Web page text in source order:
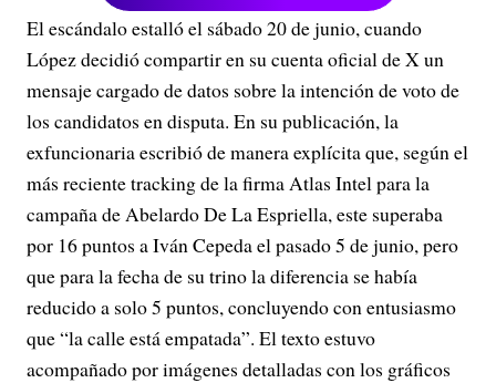
El escándalo estalló el sábado 20 de junio, cuando
López decidió compartir en su cuenta oficial de X un
mensaje cargado de datos sobre la intención de voto de
los candidatos en disputa. En su publicación, la
exfuncionaria escribió de manera explícita que, según el
más reciente tracking de la firma Atlas Intel para la
campaña de Abelardo De La Espriella, este superaba
por 16 puntos a Iván Cepeda el pasado 5 de junio, pero
que para la fecha de su trino la diferencia se había
reducido a solo 5 puntos, concluyendo con entusiasmo
que “la calle está empatada”. El texto estuvo
acompañado por imágenes detalladas con los gráficos